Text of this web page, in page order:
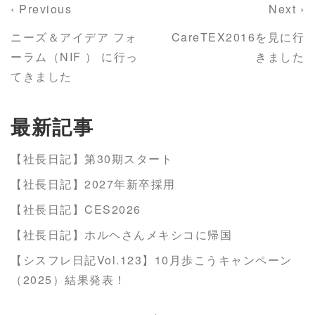
‹ Previous
ニーズ＆アイデア フォ
ーラム（NIF ） に行っ
てきました
Next ›
CareTEX2016を見に行
きました
最新記事
【社長日記】第30期スタート
【社長日記】2027年新卒採用
【社長日記】CES2026
【社長日記】ホルヘさんメキシコに帰国
【シスフレ日記Vol.123】10月歩こうキャンペーン
（2025）結果発表！